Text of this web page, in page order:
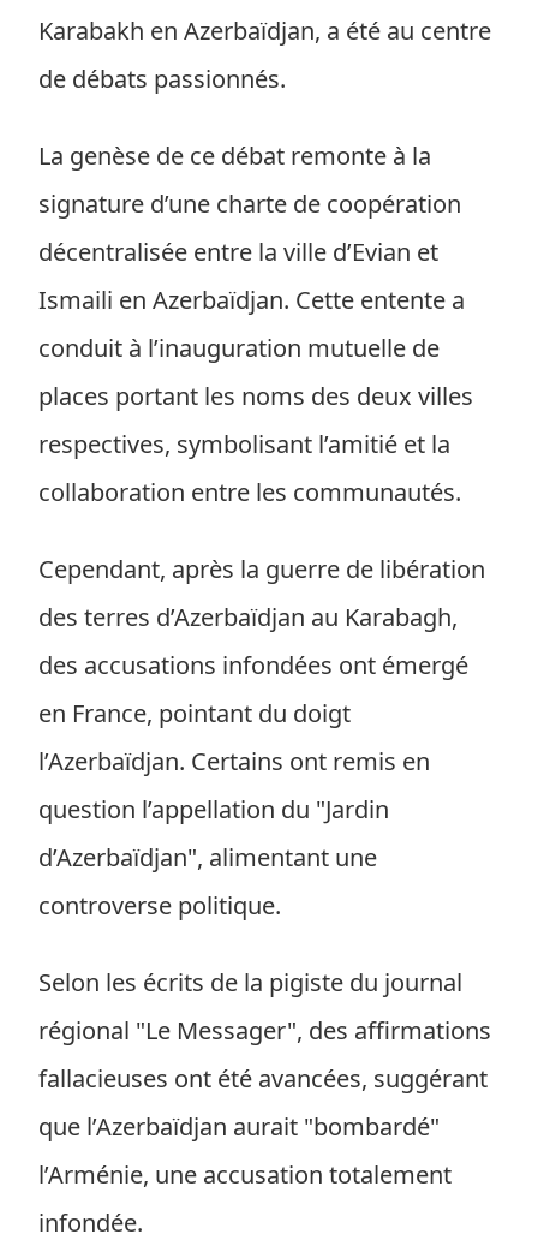
Karabakh en Azerbaïdjan, a été au centre
de débats passionnés.
La genèse de ce débat remonte à la
signature d’une charte de coopération
décentralisée entre la ville d’Evian et
Ismaili en Azerbaïdjan. Cette entente a
conduit à l’inauguration mutuelle de
places portant les noms des deux villes
respectives, symbolisant l’amitié et la
collaboration entre les communautés.
Cependant, après la guerre de libération
des terres d’Azerbaïdjan au Karabagh,
des accusations infondées ont émergé
en France, pointant du doigt
l’Azerbaïdjan. Certains ont remis en
question l’appellation du "Jardin
d’Azerbaïdjan", alimentant une
controverse politique.
Selon les écrits de la pigiste du journal
régional "Le Messager", des affirmations
fallacieuses ont été avancées, suggérant
que l’Azerbaïdjan aurait "bombardé"
l’Arménie, une accusation totalement
infondée.